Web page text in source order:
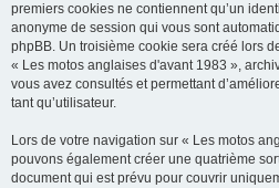
premiers cookies ne contiennent qu’un
anonyme de session qui vous sont
phpBB. Un troisième cookie sera créé lors
« Les motos anglaises d'avant 1983 »,
vous avez consultés et permettant
tant qu’utilisateur.
Lors de votre navigation sur « Les motos
pouvons également créer une quatrième
document qui est prévu pour couvrir